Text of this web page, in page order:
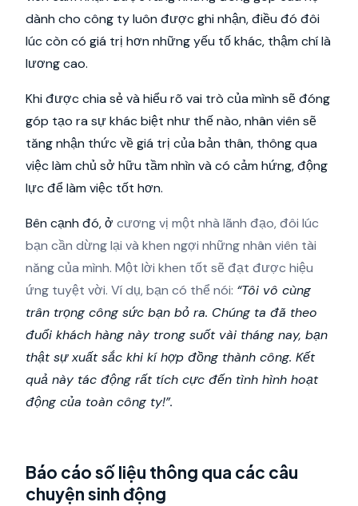
dành cho công ty luôn được ghi nhận, điều đó đôi
lúc còn có giá trị hơn những yếu tố khác, thậm chí là
lương cao.
Khi được chia sẻ và hiểu rõ vai trò của mình sẽ đóng
góp tạo ra sự khác biệt như thế nào, nhân viên sẽ
tăng nhận thức về giá trị của bản thân, thông qua
việc làm chủ sở hữu tầm nhìn và có cảm hứng, động
lực để làm việc tốt hơn.
Bên cạnh đó, ở cương vị một nhà lãnh đạo, đôi lúc
bạn cần dừng lại và khen ngợi những nhân viên tài
năng của mình. Một lời khen tốt sẽ đạt được hiệu
ứng tuyệt vời. Ví dụ, bạn có thể nói: “Tôi vô cùng
trân trọng công sức bạn bỏ ra. Chúng ta đã theo
đuổi khách hàng này trong suốt vài tháng nay, bạn
thật sự xuất sắc khi kí hợp đồng thành công. Kết
quả này tác động rất tích cực đến tình hình hoạt
động của toàn công ty!”.
Báo cáo số liệu thông qua các câu
chuyện sinh động